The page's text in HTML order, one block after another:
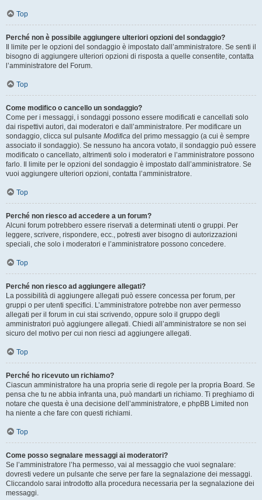
Top
Perché non è possibile aggiungere ulteriori opzioni del sondaggio?
Il limite per le opzioni del sondaggio è impostato dall’amministratore. Se senti il
bisogno di aggiungere ulteriori opzioni di risposta a quelle consentite, contatta
l’amministratore del Forum.
Top
Come modifico o cancello un sondaggio?
Come per i messaggi, i sondaggi possono essere modificati e cancellati solo
dai rispettivi autori, dai moderatori e dall’amministratore. Per modificare un
sondaggio, clicca sul pulsante Modifica del primo messaggio (a cui è sempre
associato il sondaggio). Se nessuno ha ancora votato, il sondaggio può essere
modificato o cancellato, altrimenti solo i moderatori e l’amministratore possono
farlo. Il limite per le opzioni del sondaggio è impostato dall’amministratore. Se
vuoi aggiungere ulteriori opzioni, contatta l’amministratore.
Top
Perché non riesco ad accedere a un forum?
Alcuni forum potrebbero essere riservati a determinati utenti o gruppi. Per
leggere, scrivere, rispondere, ecc., potresti aver bisogno di autorizzazioni
speciali, che solo i moderatori e l’amministratore possono concedere.
Top
Perché non riesco ad aggiungere allegati?
La possibilità di aggiungere allegati può essere concessa per forum, per
gruppi o per utenti specifici. L’amministratore potrebbe non aver permesso
allegati per il forum in cui stai scrivendo, oppure solo il gruppo degli
amministratori può aggiungere allegati. Chiedi all’amministratore se non sei
sicuro del motivo per cui non riesci ad aggiungere allegati.
Top
Perché ho ricevuto un richiamo?
Ciascun amministratore ha una propria serie di regole per la propria Board. Se
pensa che tu ne abbia infranta una, può mandarti un richiamo. Ti preghiamo di
notare che questa è una decisione dell’amministratore, e phpBB Limited non
ha niente a che fare con questi richiami.
Top
Come posso segnalare messaggi ai moderatori?
Se l’amministratore l’ha permesso, vai al messaggio che vuoi segnalare:
dovresti vedere un pulsante che serve per fare la segnalazione dei messaggi.
Cliccandolo sarai introdotto alla procedura necessaria per la segnalazione dei
messaggi.